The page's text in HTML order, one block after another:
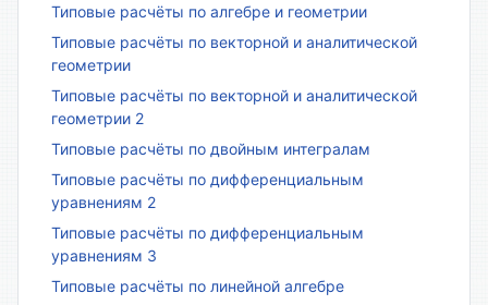
Типовые расчёты по алгебре и геометрии
Типовые расчёты по векторной и аналитической
геометрии
Типовые расчёты по векторной и аналитической
геометрии 2
Типовые расчёты по двойным интегралам
Типовые расчёты по дифференциальным
уравнениям 2
Типовые расчёты по дифференциальным
уравнениям 3
Типовые расчёты по линейной алгебре